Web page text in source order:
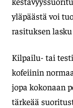
yläpäästä voi
rasituksen
Kilpailu- tai
kofeiinin
jopa kokonaan
tärkeää